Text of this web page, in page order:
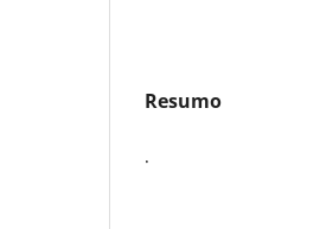
Resumo
.